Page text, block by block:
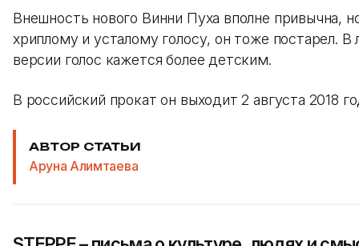
Внешность нового Винни Пуха вполне привычна,
хриплому и усталому голосу, он тоже постарел. В
версии голос кажется более детским.
В российский прокат он выходит 2 августа 2018
АВТОР СТАТЬИ
Аруна Алимтаева